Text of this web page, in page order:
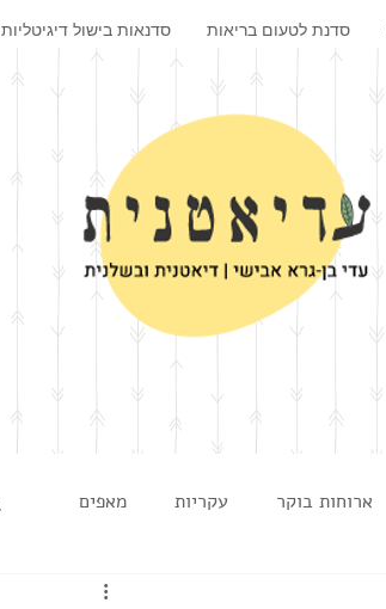
סדנת לטעום בריאות סדנאות בישול דיגיטליות
ארוחות בוקר עקריות מאפים